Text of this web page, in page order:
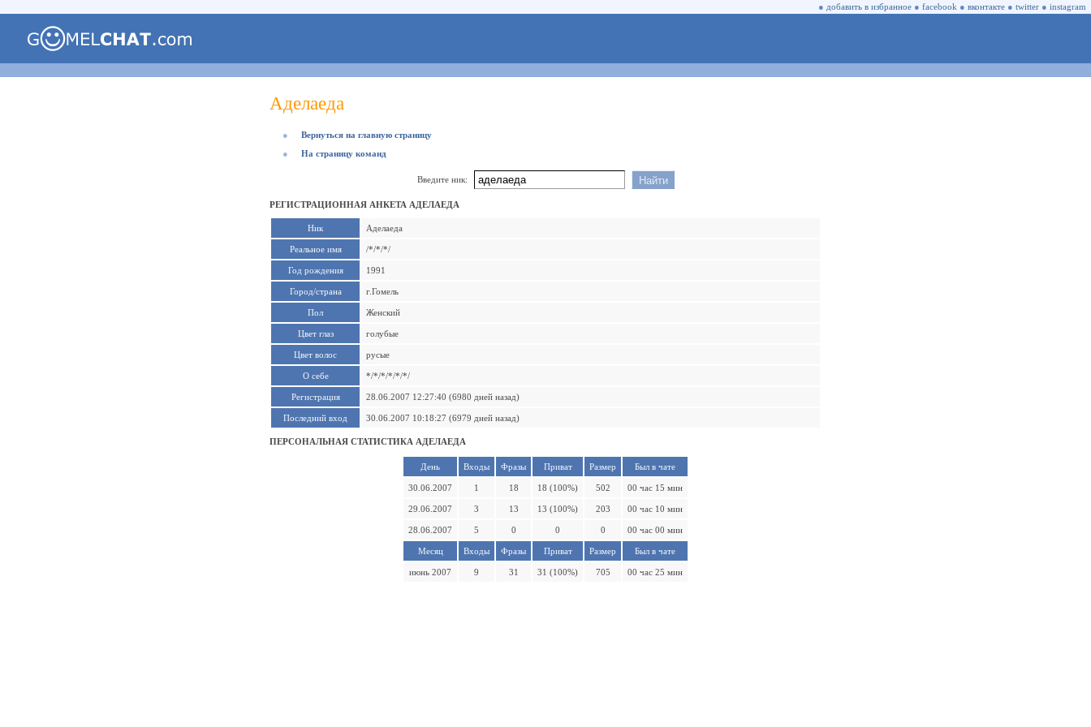
● добавить в избранное ● facebook ● вконтакте ● twitter ● instagram
Аделаеда
●
Вернуться на главную страницу
●
На страницу команд
Введите ник:
РЕГИСТРАЦИОННАЯ АНКЕТА АДЕЛАЕДА
Ник Аделаеда
Реальное имя /*/*/*/
Год рождения 1991
Город/страна г.Гомель
Пол Женский
Цвет глаз голубые
Цвет волос русые
О себе */*/*/*/*/*/
Регистрация 28.06.2007 12:27:40 (6980 дней назад)
Последний вход 30.06.2007 10:18:27 (6979 дней назад)
ПЕРСОНАЛЬНАЯ СТАТИСТИКА АДЕЛАЕДА
День Входы Фразы Приват Размер Был в чате
30.06.2007 1 18 18 (100%) 502 00 час 15 мин
29.06.2007 3 13 13 (100%) 203 00 час 10 мин
28.06.2007 5 0 0 0 00 час 00 мин
Месяц Входы Фразы Приват Размер Был в чате
июнь 2007 9 31 31 (100%) 705 00 час 25 мин